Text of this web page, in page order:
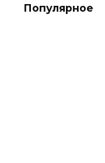
Популярное